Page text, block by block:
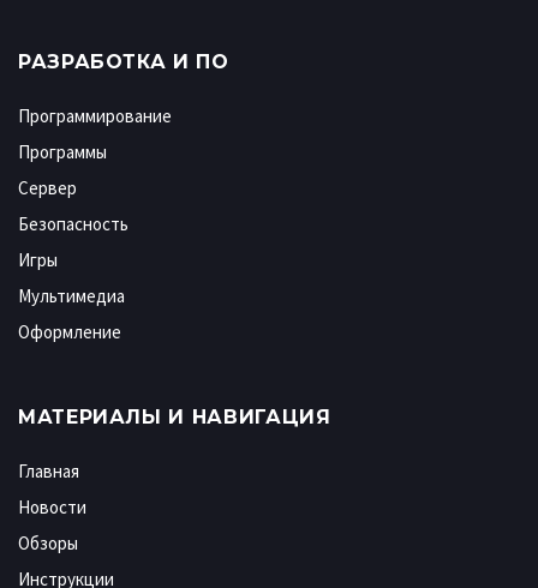
РАЗРАБОТКА И ПО
Программирование
Программы
Сервер
Безопасность
Игры
Мультимедиа
Оформление
МАТЕРИАЛЫ И НАВИГАЦИЯ
Главная
Новости
Обзоры
Инструкции